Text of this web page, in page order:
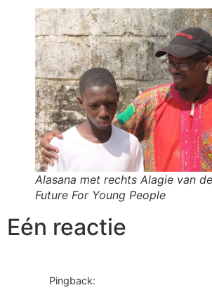
Alasana met rechts Alagie van
Future For Young People
Eén reactie
Pingback: